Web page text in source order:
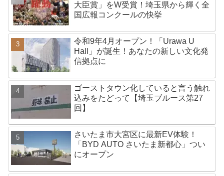
大臣賞」をW受賞！埼玉県から輝く全
国広報コンクールの快挙
令和9年4月オープン！「Urawa U
Hall」が誕生！あなたの新しい文化発
信拠点に
ゴーストタウン化していると言う触れ
込みをたどって【埼玉ブルース第27
回】
さいたま市大宮区に最新EV体験！
「BYD AUTO さいたま新都心」つい
にオープン